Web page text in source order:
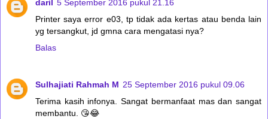
daril 5 September 2016 pukul 21.16
Printer saya error e03, tp tidak ada kertas atau benda lain
yg tersangkut, jd gmna cara mengatasi nya?
Balas
Sulhajiati Rahmah M 25 September 2016 pukul 09.06
Terima kasih infonya. Sangat bermanfaat mas dan sangat
membantu. 😘😂